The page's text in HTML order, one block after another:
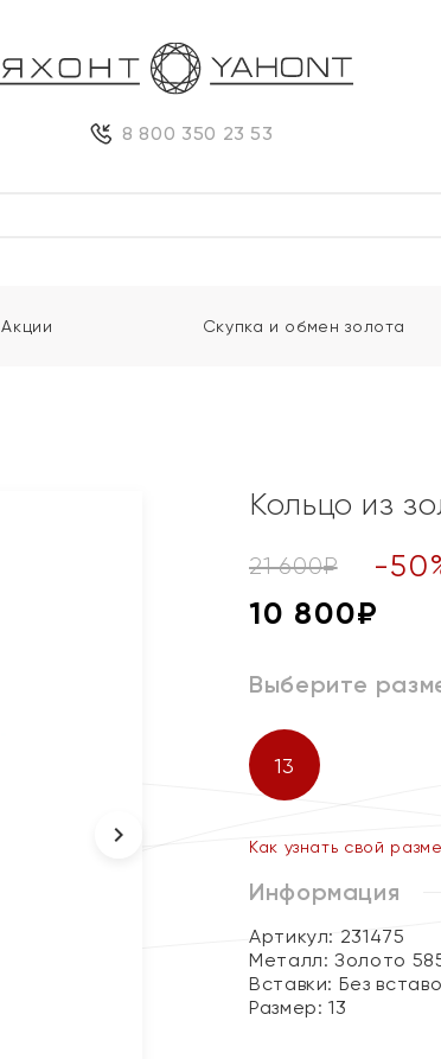
8 800 350 23 53
Акции Скупка и обмен золота
Кольцо из
21 600₽ -50
10 800₽
Выберите
13
Как узнать свой
Информация
Артикул: 231475
Металл:Золото
Вставки: Без
Размер:13